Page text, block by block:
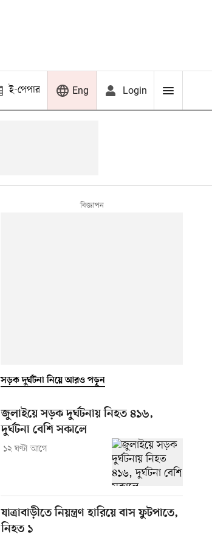
ই-পেপার Eng Login
সড়ক দুর্ঘটনা নিয়ে আরও পড়ুন
জুলাইয়ে সড়ক দুর্ঘটনায় নিহত ৪১৬,
দুর্ঘটনা বেশি সকালে
১২ ঘণ্টা আগে
যাত্রাবাড়ীতে নিয়ন্ত্রণ হারিয়ে বাস ফুটপাতে,
নিহত ১